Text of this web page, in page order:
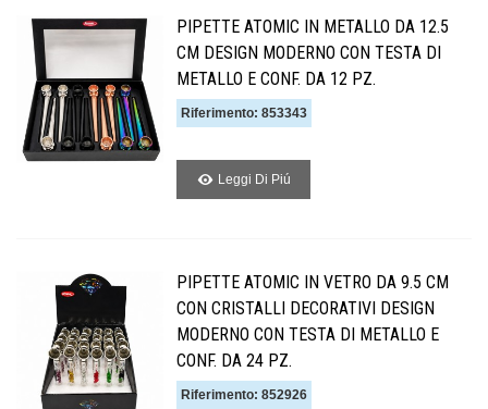
PIPETTE ATOMIC IN METALLO DA 12.5
CM DESIGN MODERNO CON TESTA DI
METALLO E CONF. DA 12 PZ.
Riferimento: 853343
Leggi Di Piú
PIPETTE ATOMIC IN VETRO DA 9.5 CM
CON CRISTALLI DECORATIVI DESIGN
MODERNO CON TESTA DI METALLO E
CONF. DA 24 PZ.
Riferimento: 852926